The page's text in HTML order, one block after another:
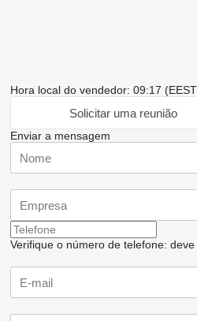
Hora local do vendedor: 09:17
Solicitar uma reunião
Enviar a mensagem
Verifique o número de telefone: